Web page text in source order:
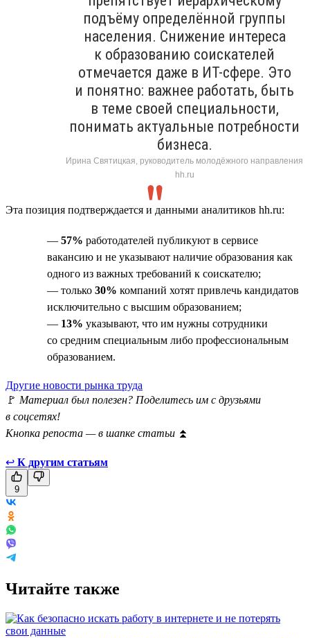
подъёму определённой группы
населения. Снижение интереса
к образованию соискателей
отмечается даже в ИТ-сфере. Это
и понятно: важнее работать, быть
в теме своей специальности,
понимать актуальные потребности
бизнеса.
Ирина Святицкая, руководитель молодёжного направления
hh.ru
Эта позиция подтверждается и данными аналитиков hh.ru:
— 57% работодателей публикуют в сервисе
вакансию и не указывают наличие образования как
одного из важных требований к соискателю;
— только 30% компаний хотят привлечь кандидатов
исключительно с высшим образованием;
— 13% указывают, что им нужны сотрудники
со средним специальным либо профессиональным
образованием.
Другие новости рынка труда
🚩 Материал был полезен? Поделитесь им с друзьями
в соцсетях!
Кнопка репоста — в шапке статьи ⏫
↩ К другим статьям
9
Читайте также